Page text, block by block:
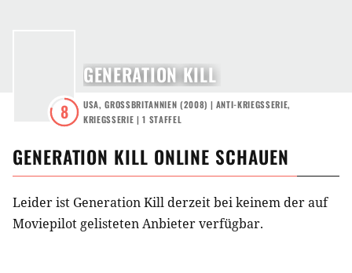
8
GENERATION KILL
USA,GROSSBRITANNIEN (2008) | ANTI-KRIEGSSERIE,
KRIEGSSERIE |1 STAFFEL
GENERATION KILL ONLINE SCHAUEN
Leider ist Generation Kill derzeit bei keinem der auf
Moviepilot gelisteten Anbieter verfügbar.